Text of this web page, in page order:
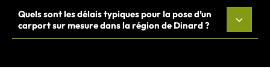
Quels sont les délais typiques pour la pose d’un
carport sur mesure dans la région de Dinard ?